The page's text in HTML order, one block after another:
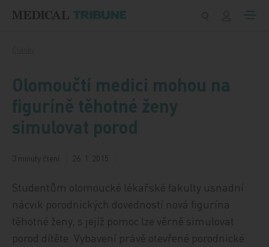
Olomoučtí medici mohou na
figuríně těhotné ženy
simulovat porod
3 minuty čtení 26. 1. 2015
Studentům olomoucké lékařské fakulty usnadní
nácvik porodnických dovedností nová figurína
těhotné ženy, s jejíž pomoc lze věrně simulovat
porod dítěte. Vybavení právě otevřené porodnické